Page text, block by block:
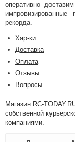
оперативно
рекорда.
Хар-ки
Доставка
Оплата
Отзывы
Вопросы
Магазин RC-
собственной
компаниями.